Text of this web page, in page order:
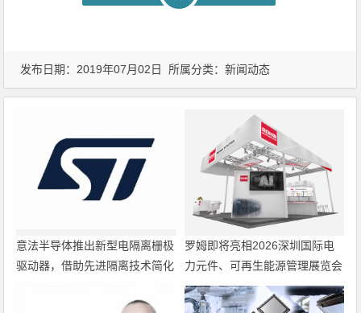
发布日期：2019年07月02日 所属分类：新闻动态
意法半导体推出新型电隔离栅极
驱动器，借助先进隔离技术简化
罗姆即将亮相2026深圳国际电
力元件、可再生能源管理展览会
暨研讨会